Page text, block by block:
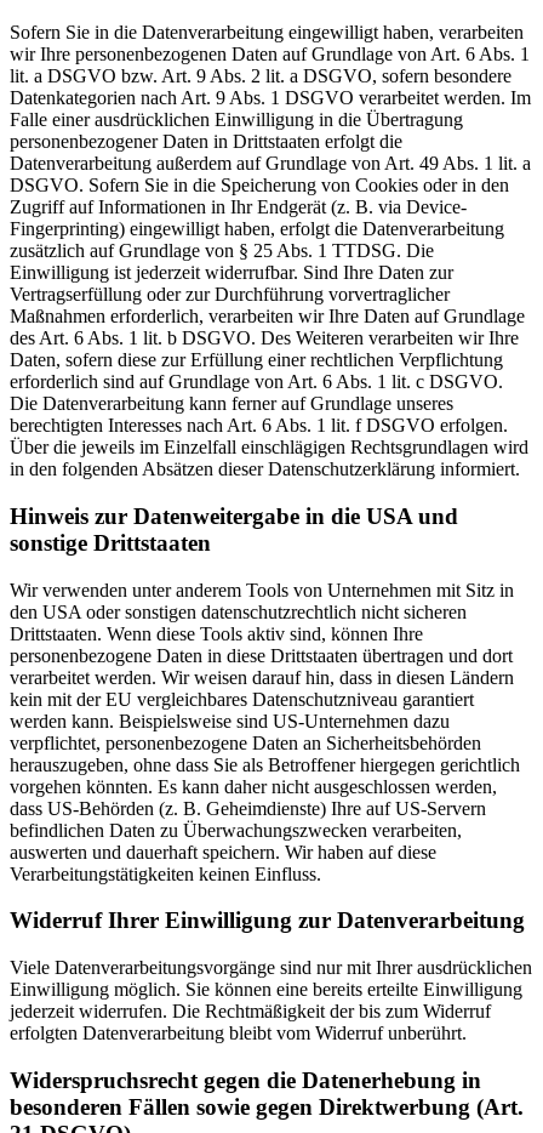
Sofern Sie in die Datenverarbeitung eingewilligt haben, verarbeiten
wir Ihre personenbezogenen Daten auf Grundlage von Art. 6 Abs. 1
lit. a DSGVO bzw. Art. 9 Abs. 2 lit. a DSGVO, sofern besondere
Datenkategorien nach Art. 9 Abs. 1 DSGVO verarbeitet werden. Im
Falle einer ausdrücklichen Einwilligung in die Übertragung
personenbezogener Daten in Drittstaaten erfolgt die
Datenverarbeitung außerdem auf Grundlage von Art. 49 Abs. 1 lit. a
DSGVO. Sofern Sie in die Speicherung von Cookies oder in den
Zugriff auf Informationen in Ihr Endgerät (z. B. via Device-
Fingerprinting) eingewilligt haben, erfolgt die Datenverarbeitung
zusätzlich auf Grundlage von § 25 Abs. 1 TTDSG. Die
Einwilligung ist jederzeit widerrufbar. Sind Ihre Daten zur
Vertragserfüllung oder zur Durchführung vorvertraglicher
Maßnahmen erforderlich, verarbeiten wir Ihre Daten auf Grundlage
des Art. 6 Abs. 1 lit. b DSGVO. Des Weiteren verarbeiten wir Ihre
Daten, sofern diese zur Erfüllung einer rechtlichen Verpflichtung
erforderlich sind auf Grundlage von Art. 6 Abs. 1 lit. c DSGVO.
Die Datenverarbeitung kann ferner auf Grundlage unseres
berechtigten Interesses nach Art. 6 Abs. 1 lit. f DSGVO erfolgen.
Über die jeweils im Einzelfall einschlägigen Rechtsgrundlagen wird
in den folgenden Absätzen dieser Datenschutzerklärung informiert.
Hinweis zur Datenweitergabe in die USA und
sonstige Drittstaaten
Wir verwenden unter anderem Tools von Unternehmen mit Sitz in
den USA oder sonstigen datenschutzrechtlich nicht sicheren
Drittstaaten. Wenn diese Tools aktiv sind, können Ihre
personenbezogene Daten in diese Drittstaaten übertragen und dort
verarbeitet werden. Wir weisen darauf hin, dass in diesen Ländern
kein mit der EU vergleichbares Datenschutzniveau garantiert
werden kann. Beispielsweise sind US-Unternehmen dazu
verpflichtet, personenbezogene Daten an Sicherheitsbehörden
herauszugeben, ohne dass Sie als Betroffener hiergegen gerichtlich
vorgehen könnten. Es kann daher nicht ausgeschlossen werden,
dass US-Behörden (z. B. Geheimdienste) Ihre auf US-Servern
befindlichen Daten zu Überwachungszwecken verarbeiten,
auswerten und dauerhaft speichern. Wir haben auf diese
Verarbeitungstätigkeiten keinen Einfluss.
Widerruf Ihrer Einwilligung zur Datenverarbeitung
Viele Datenverarbeitungsvorgänge sind nur mit Ihrer ausdrücklichen
Einwilligung möglich. Sie können eine bereits erteilte Einwilligung
jederzeit widerrufen. Die Rechtmäßigkeit der bis zum Widerruf
erfolgten Datenverarbeitung bleibt vom Widerruf unberührt.
Widerspruchsrecht gegen die Datenerhebung in
besonderen Fällen sowie gegen Direktwerbung (Art.